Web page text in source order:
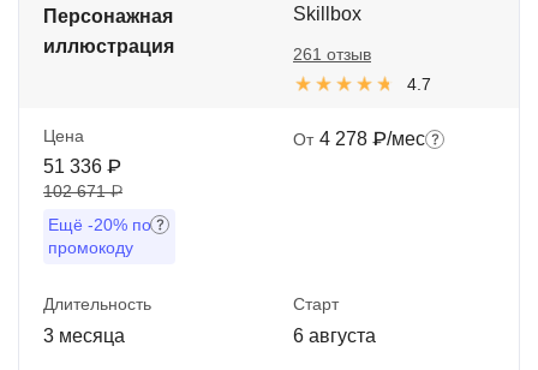
Персонажная
иллюстрация
Skillbox
4.7
261 отзыв
Цена
51 336 ₽
102 671 ₽
Ещё -20% по
промокоду
От 4 278 ₽/мес
Длительность
3 месяца
Старт
6 августа